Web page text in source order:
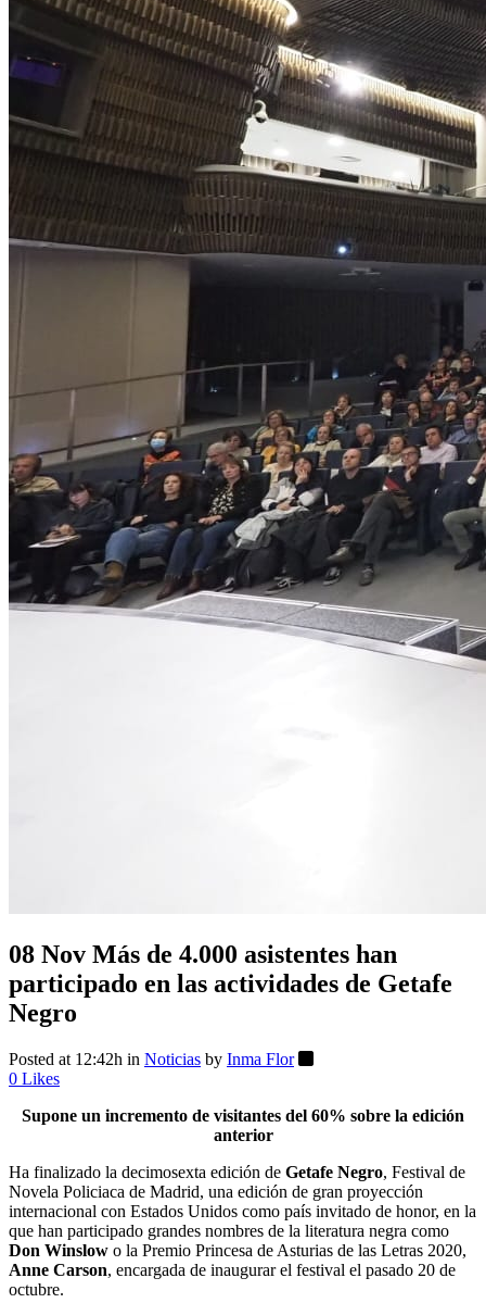
08 Nov Más de 4.000 asistentes han
participado en las actividades de Getafe
Negro
Posted at 12:42h in Noticias by Inma Flor
0 Likes
Supone un incremento de visitantes del 60% sobre la edición
anterior
Ha finalizado la decimosexta edición de Getafe Negro, Festival de
Novela Policiaca de Madrid, una edición de gran proyección
internacional con Estados Unidos como país invitado de honor, en la
que han participado grandes nombres de la literatura negra como
Don Winslow o la Premio Princesa de Asturias de las Letras 2020,
Anne Carson, encargada de inaugurar el festival el pasado 20 de
octubre.